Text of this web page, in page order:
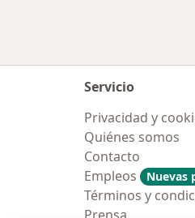
Servicio
Privacidad y
Quiénes somos
Contacto
Empleos
Nuevas
Términos y